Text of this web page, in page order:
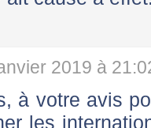
2019 à
à votre avis
les